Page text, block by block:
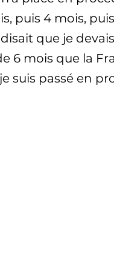
puis 4 mois,
que je
6 mois que la
suis passé en